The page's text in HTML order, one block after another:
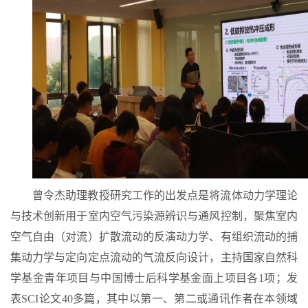
曾令杰助理教授研究工作的出发点是将流体动力学理论
与技术创新用于室内空气污染源辨识与通风控制，聚焦室内
空气自由（对流）扩散流动的反演动力学、有组织流动的捕
集动力学与定向定点流动的气流反向设计，主持国家自然科
学基金青年项目与中国博士后科学基金面上项目各1项；发
表SCI论文40多篇，其中以第一、第二或通讯作者在本领域